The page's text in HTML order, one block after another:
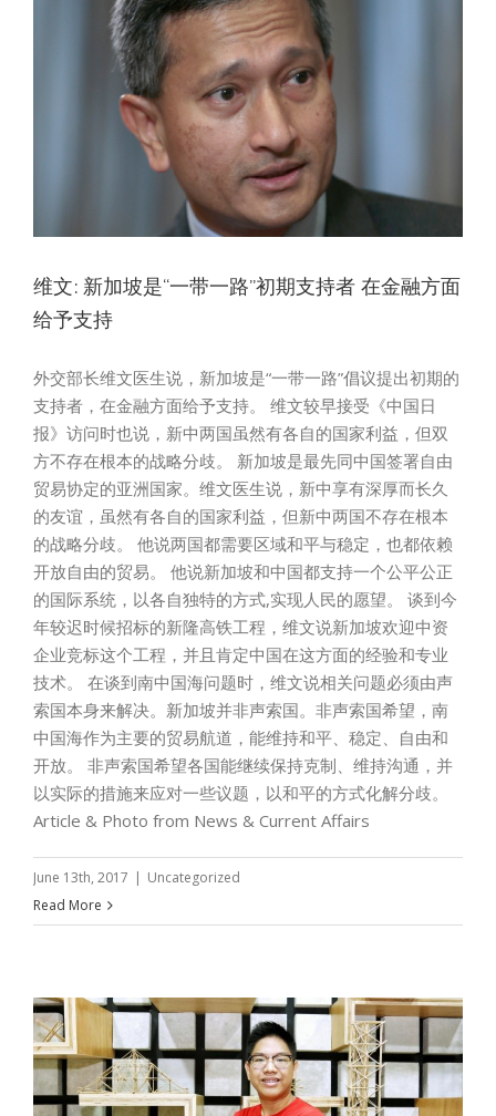
维文: 新加坡是“一带一路”初期支持者 在金融方面
给予支持
外交部长维文医生说，新加坡是“一带一路”倡议提出初期的
支持者，在金融方面给予支持。 维文较早接受《中国日
报》访问时也说，新中两国虽然有各自的国家利益，但双
方不存在根本的战略分歧。 新加坡是最先同中国签署自由
贸易协定的亚洲国家。维文医生说，新中享有深厚而长久
的友谊，虽然有各自的国家利益，但新中两国不存在根本
的战略分歧。 他说两国都需要区域和平与稳定，也都依赖
开放自由的贸易。 他说新加坡和中国都支持一个公平公正
的国际系统，以各自独特的方式,实现人民的愿望。 谈到今
年较迟时候招标的新隆高铁工程，维文说新加坡欢迎中资
企业竞标这个工程，并且肯定中国在这方面的经验和专业
技术。 在谈到南中国海问题时，维文说相关问题必须由声
索国本身来解决。新加坡并非声索国。非声索国希望，南
中国海作为主要的贸易航道，能维持和平、稳定、自由和
开放。 非声索国希望各国能继续保持克制、维持沟通，并
以实际的措施来应对一些议题，以和平的方式化解分歧。
Article & Photo from News & Current Affairs
June 13th, 2017 | Uncategorized
Read More